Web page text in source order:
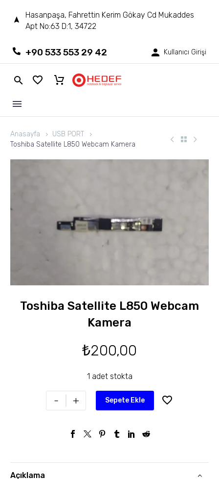
Hasanpaşa, Fahrettin Kerim Gökay Cd Mukaddes
Apt No:63 D:1, 34722
+90 533 553 29 42 Kullanıcı Girişi
Anasayfa
USB PORT
Toshiba Satellite L850 Webcam Kamera
Toshiba Satellite L850 Webcam
Kamera
₺200,00
1 adet stokta
- + Sepete Ekle
Açıklama